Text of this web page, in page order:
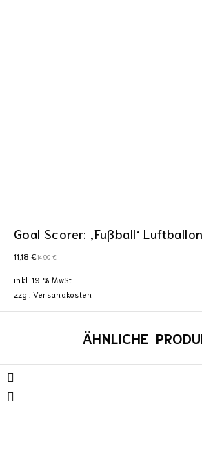
Goal Scorer: ‚Fußball‘
14,90€
11,18 €
inkl. 19 % MwSt.
zzgl. Versandkosten
ÄHNLICHE